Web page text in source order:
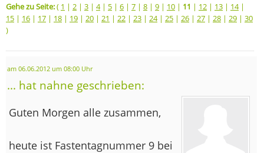
Gehe zu Seite:( 1 | 2 | 3 | 4| 5 | 6 | 7 | 8 | 9 | 10 | 11 | 12 | 13 | 14|
15 | 16 | 17 | 18 | 19 | 20 | 21 | 22 | 23 | 24| 25 | 26 | 27 | 28 | 29 | 30
)
am 06.06.2012 um 08:00 Uhr
... hat nahne geschrieben:
Guten Morgen alle zusammen,
heute ist Fastentagnummer 9 bei